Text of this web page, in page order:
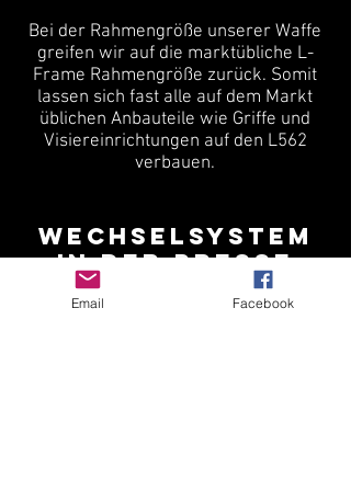
Bei der Rahmengröße unserer Waffe
greifen wir auf die marktübliche L-
Frame Rahmengröße zurück. Somit
lassen sich fast alle auf dem Markt
üblichen Anbauteile wie Griffe und
Visiereinrichtungen auf den L562
verbauen.
Wechselsystem
in der Presse
Email Facebook